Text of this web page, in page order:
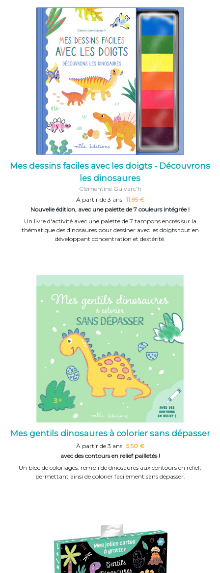
Mes dessins faciles avec les doigts - Découvrons
les dinosaures
Clémentine Guivarc'h
À partir de 3 ans 11,95 €
Nouvelle édition, avec une palette de 7 couleurs intégrée !
Un livre d'activité avec une palette de 7 tampons encrés sur la
thématique des dinosaures pour dessiner avec les doigts tout en
développant concentration et dextérité.
Mes gentils dinosaures à colorier sans dépasser
À partir de 3 ans 5,50 €
avec des contours en relief pailletés !
Un bloc de coloriages, rempli de dinosaures aux contours en relief,
permettant ainsi de colorier facilement sans dépasser.